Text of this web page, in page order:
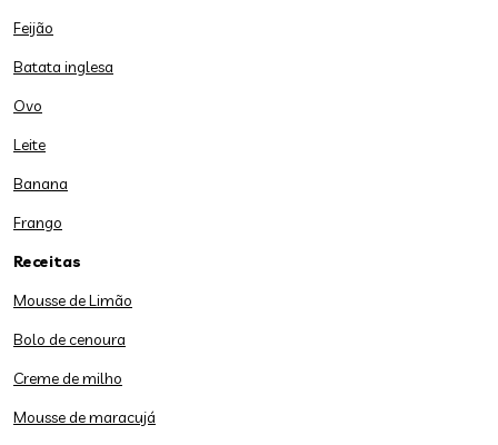
Feijão
Batata inglesa
Ovo
Leite
Banana
Frango
Receitas
Mousse de Limão
Bolo de cenoura
Creme de milho
Mousse de maracujá